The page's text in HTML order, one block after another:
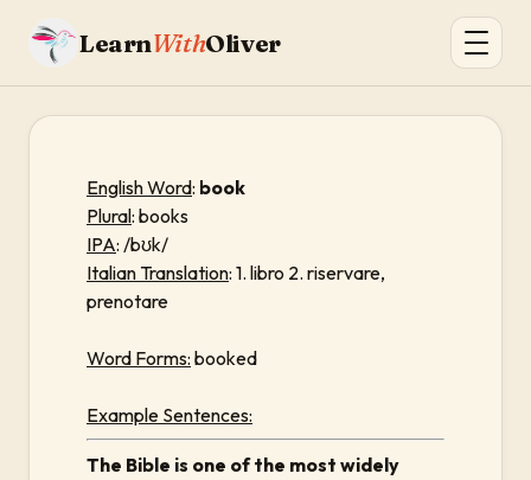
LearnWithOliver
English Word: book
Plural: books
IPA: /bʊk/
Italian Translation: 1. libro 2. riservare,
prenotare
Word Forms: booked
Example Sentences:
The Bible is one of the most widely